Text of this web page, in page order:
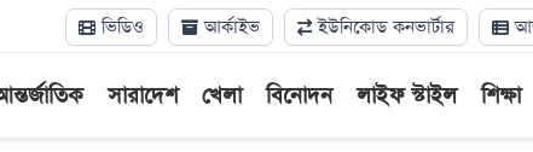
ভিডিও আর্কাইভ ইউনিকোড কনভার্টার
সারাদেশ খেলা বিনোদন লাইফ স্টাইল শিক্ষা